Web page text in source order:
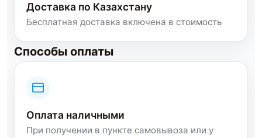
Доставка по Казахстану
Бесплатная доставка включена в стоимость
Способы оплаты
Оплата наличными
При получении в пункте самовывоза или у